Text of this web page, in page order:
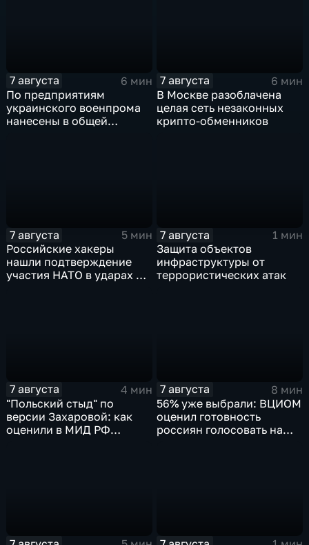
7 августа
6 мин
По предприятиям
украинского военпрома
нанесены в общей
7 августа
6 мин
В Москве разоблачена
целая сеть незаконных
крипто-обменников
7 августа
5 мин
Российские хакеры
нашли подтверждение
участия НАТО в ударах по
7 августа
1 мин
Защита объектов
инфраструктуры от
террористических атак
7 августа
4 мин
"Польский стыд" по
версии Захаровой: как
оценили в МИД РФ
7 августа
8 мин
56% уже выбрали: ВЦИОМ
оценил готовность
россиян голосовать на